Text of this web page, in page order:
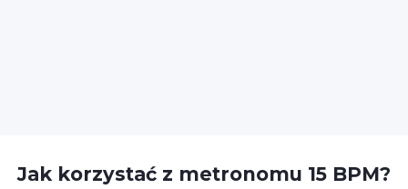
Jak korzystać z metronomu 15 BPM?